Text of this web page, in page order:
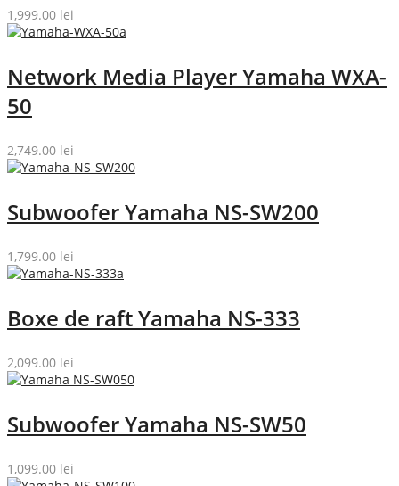
1,999.00 lei
Network Media Player Yamaha WXA-
50
2,749.00 lei
Subwoofer Yamaha NS-SW200
1,799.00 lei
Boxe de raft Yamaha NS-333
2,099.00 lei
Subwoofer Yamaha NS-SW50
1,099.00 lei